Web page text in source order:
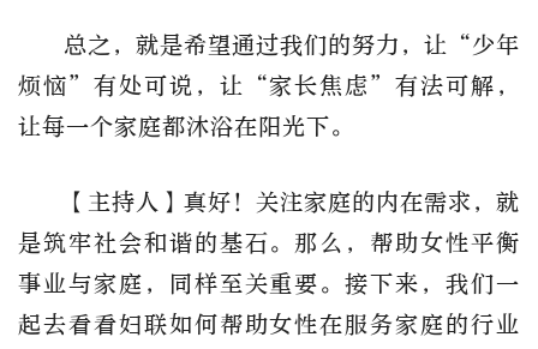
总之，就是希望通过我们的努力，让“少年
烦恼”有处可说，让“家长焦虑”有法可解，
让每一个家庭都沐浴在阳光下。
【主持人】真好！关注家庭的内在需求，就
是筑牢社会和谐的基石。那么，帮助女性平衡
事业与家庭，同样至关重要。接下来，我们一
起去看看妇联如何帮助女性在服务家庭的行业